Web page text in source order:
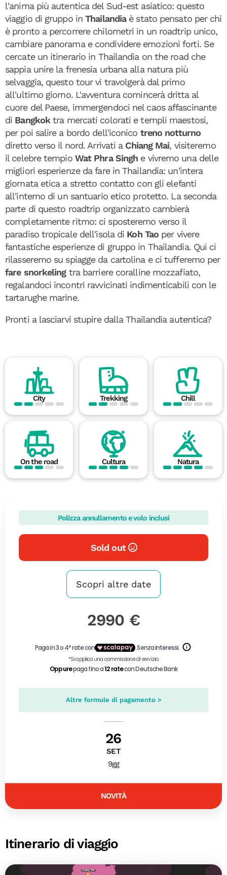
l'anima più autentica del Sud-est asiatico: questo
viaggio di gruppo inThailandiaè stato pensato per chi
è pronto a percorrere chilometri in un roadtrip unico,
cambiare panorama e condividere emozioni forti. Se
cercate un itinerario in Thailandia on the road che
sappia unire la frenesia urbana alla natura più
selvaggia, questo tour vi travolgerà dal primo
all'ultimo giorno. L'avventura comincerà dritta al
cuore del Paese, immergendoci nel caos affascinante
di Bangkoktra mercati colorati e templi maestosi,
per poi salire a bordo dell'iconico treno notturno
diretto verso il nord. Arrivati a Chiang Mai, visiteremo
il celebre tempio Wat Phra Singh e vivremo una delle
migliori esperienze da fare in Thailandia: un'intera
giornata etica a stretto contatto con gli elefanti
all'interno di un santuario etico protetto. La seconda
parte di questo roadtrip organizzato cambierà
completamente ritmo: ci sposteremo verso il
paradiso tropicale dell'isola di Koh Tao per vivere
fantastiche esperienze di gruppo in Thailandia. Qui ci
rilasseremo su spiagge da cartolina e ci tufferemo per
fare snorkelingtra barriere coralline mozzafiato,
regalandoci incontri ravvicinati indimenticabili con le
tartarughe marine.
Pronti a lasciarvi stupire dalla Thailandia autentica?
City Trekking Chill
On the road Cultura Natura
Polizza annullamento e volo inclusi
Sold out
Scopri altre date
2990 €
Altre formule di pagamento >
26
SET
9gg
NOVITÀ
Itinerario di viaggio